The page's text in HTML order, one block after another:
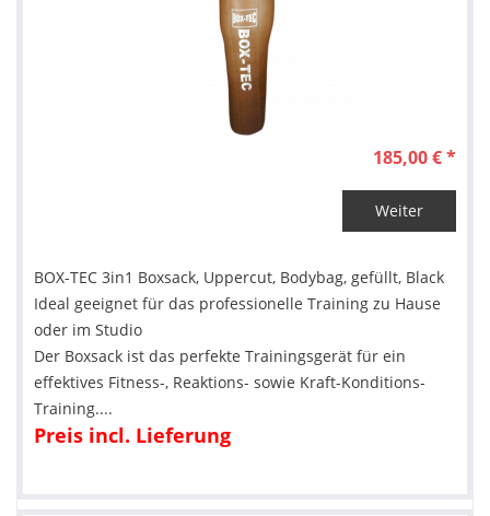
185,00 € *
Weiter
BOX-TEC 3in1 Boxsack, Uppercut, Bodybag, gefüllt, Black
Ideal geeignet für das professionelle Training zu Hause
oder im Studio
Der Boxsack ist das perfekte Trainingsgerät für ein
effektives Fitness-, Reaktions- sowie Kraft-Konditions-
Training....
Preis incl. Lieferung